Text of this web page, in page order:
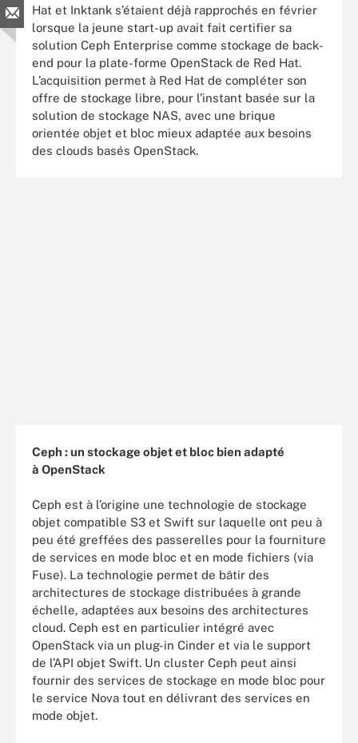
Hat et Inktank s’étaient déjà rapprochés en février
lorsque la jeune start-up avait fait certifier sa
solution Ceph Enterprise comme stockage de back-
end pour la plate-forme OpenStack de Red Hat.
L’acquisition permet à Red Hat de compléter son
offre de stockage libre, pour l’instant basée sur la
solution de stockage NAS, avec une brique
orientée objet et bloc mieux adaptée aux besoins
des clouds basés OpenStack.
Ceph : un stockage objet et bloc bien adapté
à OpenStack
Ceph est à l’origine une technologie de stockage
objet compatible S3 et Swift sur laquelle ont peu à
peu été greffées des passerelles pour la fourniture
de services en mode bloc et en mode fichiers (via
Fuse). La technologie permet de bâtir des
architectures de stockage distribuées à grande
échelle, adaptées aux besoins des architectures
cloud. Ceph est en particulier intégré avec
OpenStack via un plug-in Cinder et via le support
de l’API objet Swift. Un cluster Ceph peut ainsi
fournir des services de stockage en mode bloc pour
le service Nova tout en délivrant des services en
mode objet.